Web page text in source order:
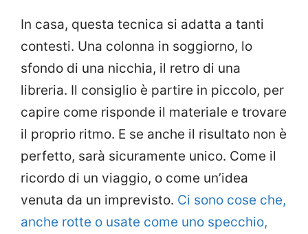
In casa, questa tecnica si adatta a tanti
contesti. Una colonna in soggiorno, lo
sfondo di una nicchia, il retro di una
libreria. Il consiglio è partire in piccolo, per
capire come risponde il materiale e trovare
il proprio ritmo. E se anche il risultato non è
perfetto, sarà sicuramente unico. Come il
ricordo di un viaggio, o come un’idea
venuta da un imprevisto. Ci sono cose che,
anche rotte o usate come uno specchio,